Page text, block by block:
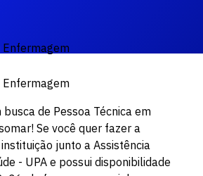
Enfermagem
Enfermagem
de Pessoa Técnica em
Se você quer fazer a
junto a Assistência
- UPA e possui disponibilidade